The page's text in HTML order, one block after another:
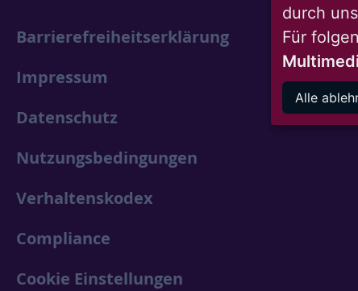
Barrierefreiheitserklärung
Impressum
Datenschutz
Nutzungsbedingungen
Verhaltenskodex
Compliance
Cookie Einstellungen
durch
Für
Alle